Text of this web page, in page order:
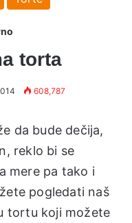
torta
608,787
da bude dečija,
reklo bi se
mere pa tako i
pogledati naš
tortu koji možete